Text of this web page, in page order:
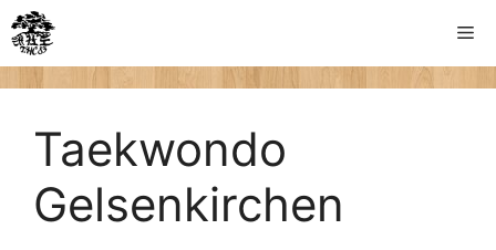
Zum
Inhalt
springen
Taekwondo
Gelsenkirchen